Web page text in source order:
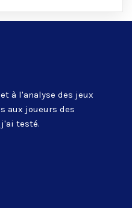
à l'analyse des jeux
aux joueurs des
testé.